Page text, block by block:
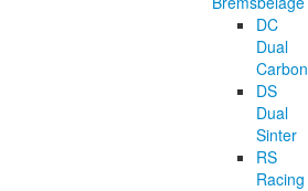
DC
Dual
Carbon
DS
Dual
Sinter
RS
Racing